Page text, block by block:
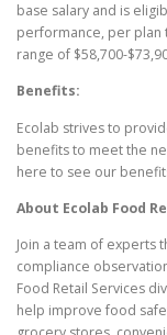
base salary and is
performance, per plan
range of $58,700-
Benefits:
Ecolab strives to
benefits to meet the
here to see our
About Ecolab Food
Join a team of experts
compliance
Food Retail Services
help improve food